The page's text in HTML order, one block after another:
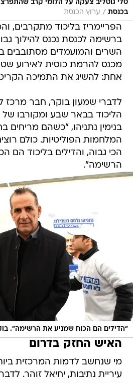
טלי גוטליב צעקה על הלומי קרב
בכנסת / ערוץ הכנסת
הפריימריז בליכוד מתקרבים,
ברשימה לכנסת נכנס להילוך
השרים והמועמדים מסתובבים
מכנס להרמת כוסית לאירוע
אחת: להשיג את התמיכה
לדברי שמעון בוקר, חבר מרכז
הליכוד בבאר שבע ומקורבו
בנימין נתניהו, "כשהם מריחים
המלחמות הפוליטיות. כולם
הכי גבוה, והדילים בליכוד הם
הרשימה".
"הדילים הם הכוח שמניע את הרשימה".
האיש החזק בדרום
מי שנחשב לדמות המרכזית
עיריית נתיבות, יחיאל זוהר.